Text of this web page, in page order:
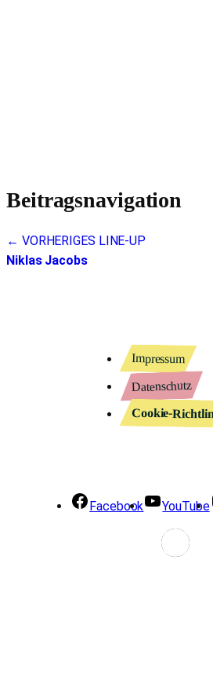
Beitragsnavigation
← VORHERIGES LINE-UP
Niklas Jacobs
Impressum
Datenschutz
Cookie-
Facebook YouTube